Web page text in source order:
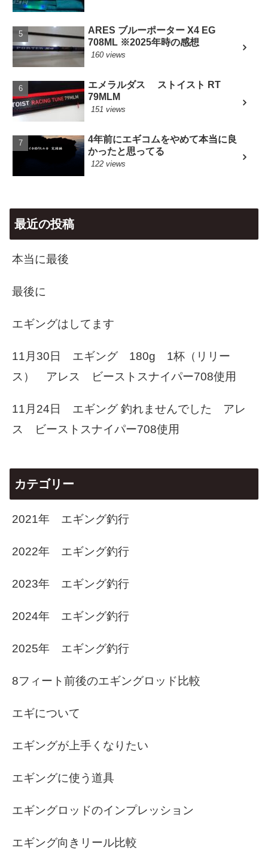
ARES ブルーポーター X4 EG
708ML ※2025年時の感想
160 views
エメラルダス ストイスト RT
79MLM
151 views
4年前にエギコムをやめて本当に良
かったと思ってる
122 views
最近の投稿
本当に最後
最後に
エギングはしてます
11月30日 エギング 180g 1杯（リリー
ス） アレス ビーストスナイパー708使用
11月24日 エギング 釣れませんでした アレ
ス ビーストスナイパー708使用
カテゴリー
2021年 エギング釣行
2022年 エギング釣行
2023年 エギング釣行
2024年 エギング釣行
2025年 エギング釣行
8フィート前後のエギングロッド比較
エギについて
エギングが上手くなりたい
エギングに使う道具
エギングロッドのインプレッション
エギング向きリール比較